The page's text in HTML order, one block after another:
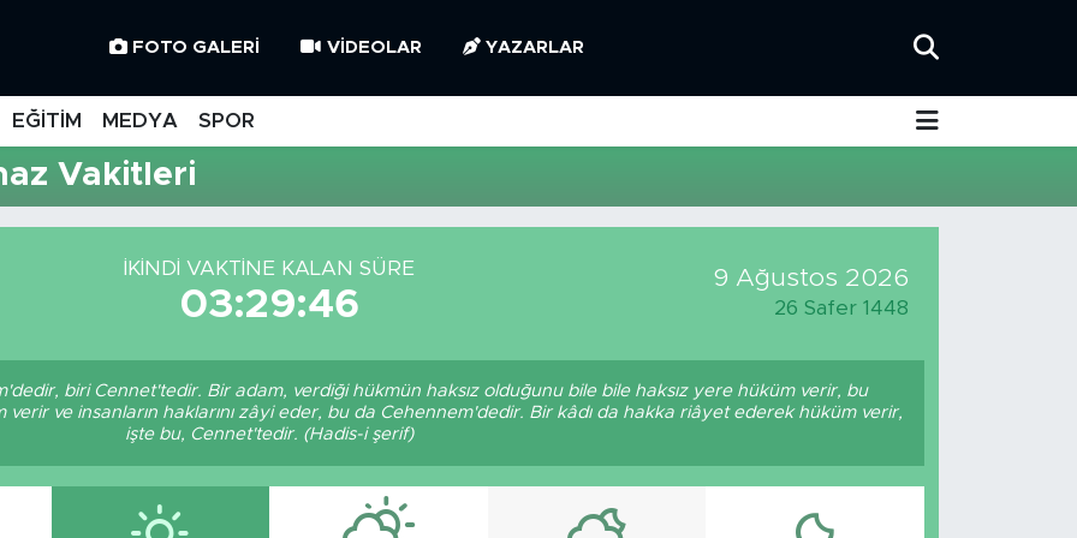
FOTO GALERI VIDEOLAR YAZARLAR
EĞİTİM MEDYA SPOR
Vakitleri
İKINDI VAKTINE KALAN SÜRE
03:29:46
9 Ağustos 2026
26 Safer 1448
biri Cennet'tedir. Bir adam, verdiği hükmün haksız olduğunu bile bile haksız yere hüküm verir, bu
verir ve insanların haklarını zâyi eder, bu da Cehennem'dedir. Bir kâdı da hakka riâyet ederek hüküm verir,
işte bu, Cennet'tedir. (Hadis-i şerif)